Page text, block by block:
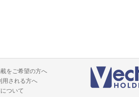
をご希望の方へ
用される方へ
ついて